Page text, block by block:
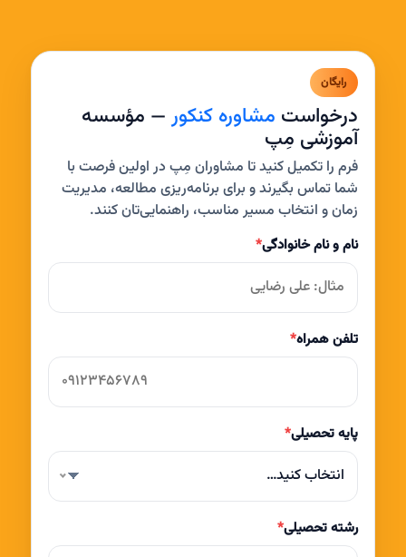
رایگان
درخواست مشاوره کنکور— مؤسسه
آموزشی مِپ
فرم را تکمیل کنید تا مشاوران مِپ در اولین فرصت با
شما تماس بگیرند و برای برنامه‌ریزی مطالعه، مدیریت
زمان و انتخاب مسیر مناسب، راهنمایی‌تان کنند.
نام و نام خانوادگی*
تلفن همراه*
پایه تحصیلی*
انتخاب کنید…
رشته تحصیلی*